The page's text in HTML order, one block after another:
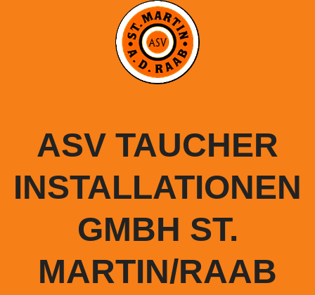
ASV TAUCHER
INSTALLATIONEN
GMBH ST.
MARTIN/RAAB